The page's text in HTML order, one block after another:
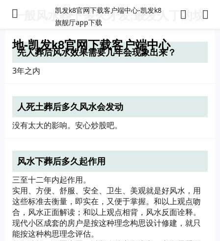
凯发k8官网下载客户端中心-凯发k8
旗舰厅app下载
一般风水葬下多久才发,最发人丁的坟
地-凯发k8官网下载客户端中心
先人葬后风水效果需要几年会现象出来？
3年之内
人死土葬后多久风水会发动
没有太大的影响。安心炒股吧。
风水下葬后多久起作用
三至十二年内起作用。
实用、方便、舒服、安全、卫生、美观就是好风水，用
这些标准去衡量，即实在，又便于掌握。和以上观点吻
合，风水正面解读；和以上观点相背，风水反面诠释。
现代小区成套的房户是按这种理念构思设计修建，就只
能按这种构思理念评估。